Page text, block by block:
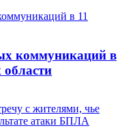
коммуникаций в
области